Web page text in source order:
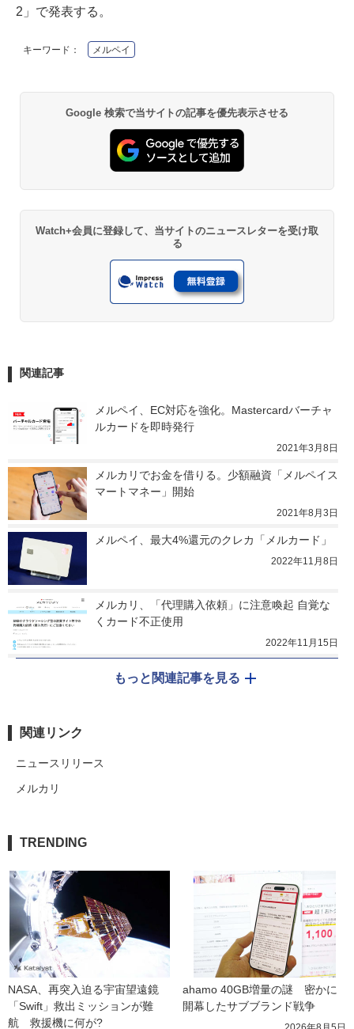
2」で発表する。
キーワード： メルペイ
Google 検索で当サイトの記事を優先表示させる
Watch+会員に登録して、当サイトのニュースレターを受け取
る
関連記事
メルペイ、EC対応を強化。Mastercardバーチャ
ルカードを即時発行
2021年3月8日
メルカリでお金を借りる。少額融資「メルペイス
マートマネー」開始
2021年8月3日
メルペイ、最大4%還元のクレカ「メルカード」
2022年11月8日
メルカリ、「代理購入依頼」に注意喚起 自覚な
くカード不正使用
2022年11月15日
もっと関連記事を見る
関連リンク
ニュースリリース
メルカリ
TRENDING
NASA、再突入迫る宇宙望遠鏡
「Swift」救出ミッションが難
航　救援機に何が?
ahamo 40GB増量の謎　密かに
開幕したサブブランド戦争